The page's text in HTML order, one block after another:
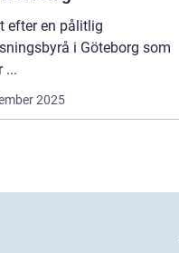
efter en pålitlig
i Göteborg som
...
2025